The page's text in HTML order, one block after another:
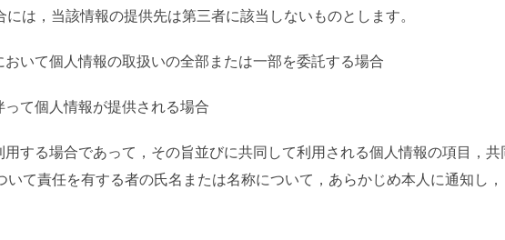
は，当該情報の提供先は第三者に該当しないものとします。
いて個人情報の取扱いの全部または一部を委託する場合
て個人情報が提供される場合
する場合であって，その旨並びに共同して利用される個人情報の項目，
て責任を有する者の氏名または名称について，あらかじめ本人に通知し